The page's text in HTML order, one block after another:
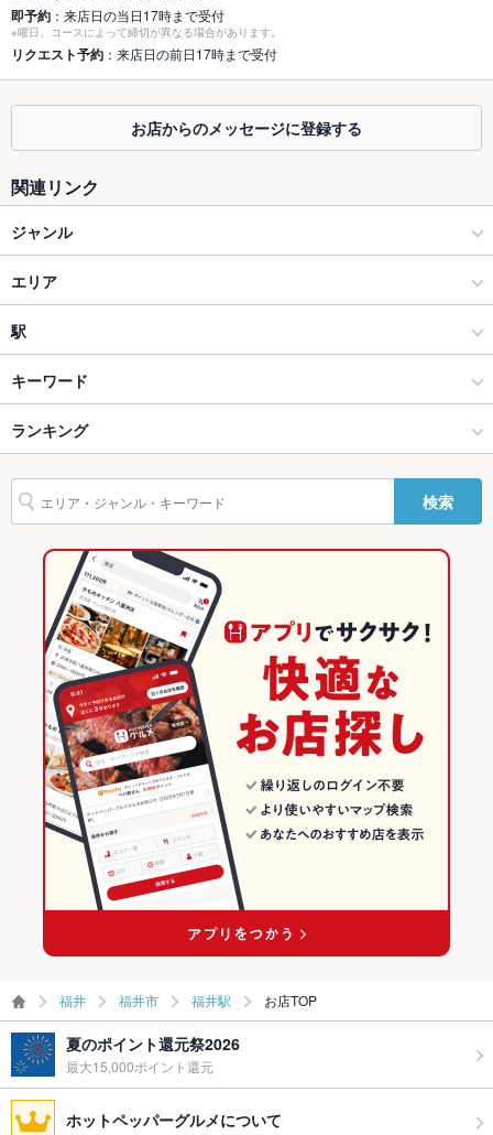
座敷 あり
掘りごたつ なし
カウンター あり
ソファー なし
テラス席
貸切
設備
Wi-Fi
ー
駐車場
その他設備 －
その他
飲み放題 なし
食べ放題 なし
焼酎充実、日本酒充実、ワイン充実
お子様連れ お子様連れ歓迎
ウェディン
グパーティ
ー二次会
OK
－
即予約 ：来店日の当日17時まで受付
※曜日、コースによって締切が異なる場合があります。
リクエスト予約 ：来店日の前日17時まで受付
お店からのメッセージに登録する
関連リンク
ジャンル
居酒屋
和風
福井市 × 居酒屋
福井市 × 和風
福井城址大名町駅 × 居酒屋
福井城址大名町駅 × 和風
日本料理・懐石・割烹
福井市 × 和食
福井市 × 日本料理・懐石・割烹
福井城址大名町駅 × 和食
福井城址大名町駅 × 日本料理・懐石・割烹
エリア
福井駅
福井駅 × 居酒屋
福井駅 × 和風
福井駅 × 和食
福井駅 × 日本料理・懐石・割烹
福井 × 居酒屋
福井 × 和風
福井 × 和食
福井 × 日本料理・懐石・割烹
駅
福井城址大名町駅
仁愛女子高校駅
福井駅
キーワード
からあげ
ランキング
福井のグルメランキング
福井の居酒屋ランキング
福井市のグルメランキング
福井市の居酒屋ランキング
福井駅のグルメランキング
福井駅の居酒屋ランキング
検索
福井 福井市 福井駅 お店TOP
夏のポイント還元祭2026
最大15,000ポイント還元
ホットペッパーグルメについて